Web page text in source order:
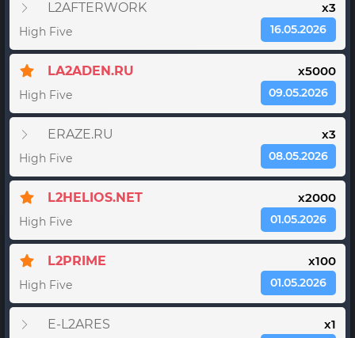
L2AFTERWORK x3
High Five 16.05.2026
LA2ADEN.RU x5000
High Five 09.05.2026
ERAZE.RU x3
High Five 08.05.2026
L2HELIOS.NET x2000
High Five 01.05.2026
L2PRIME x100
High Five 01.05.2026
E-L2ARES x1